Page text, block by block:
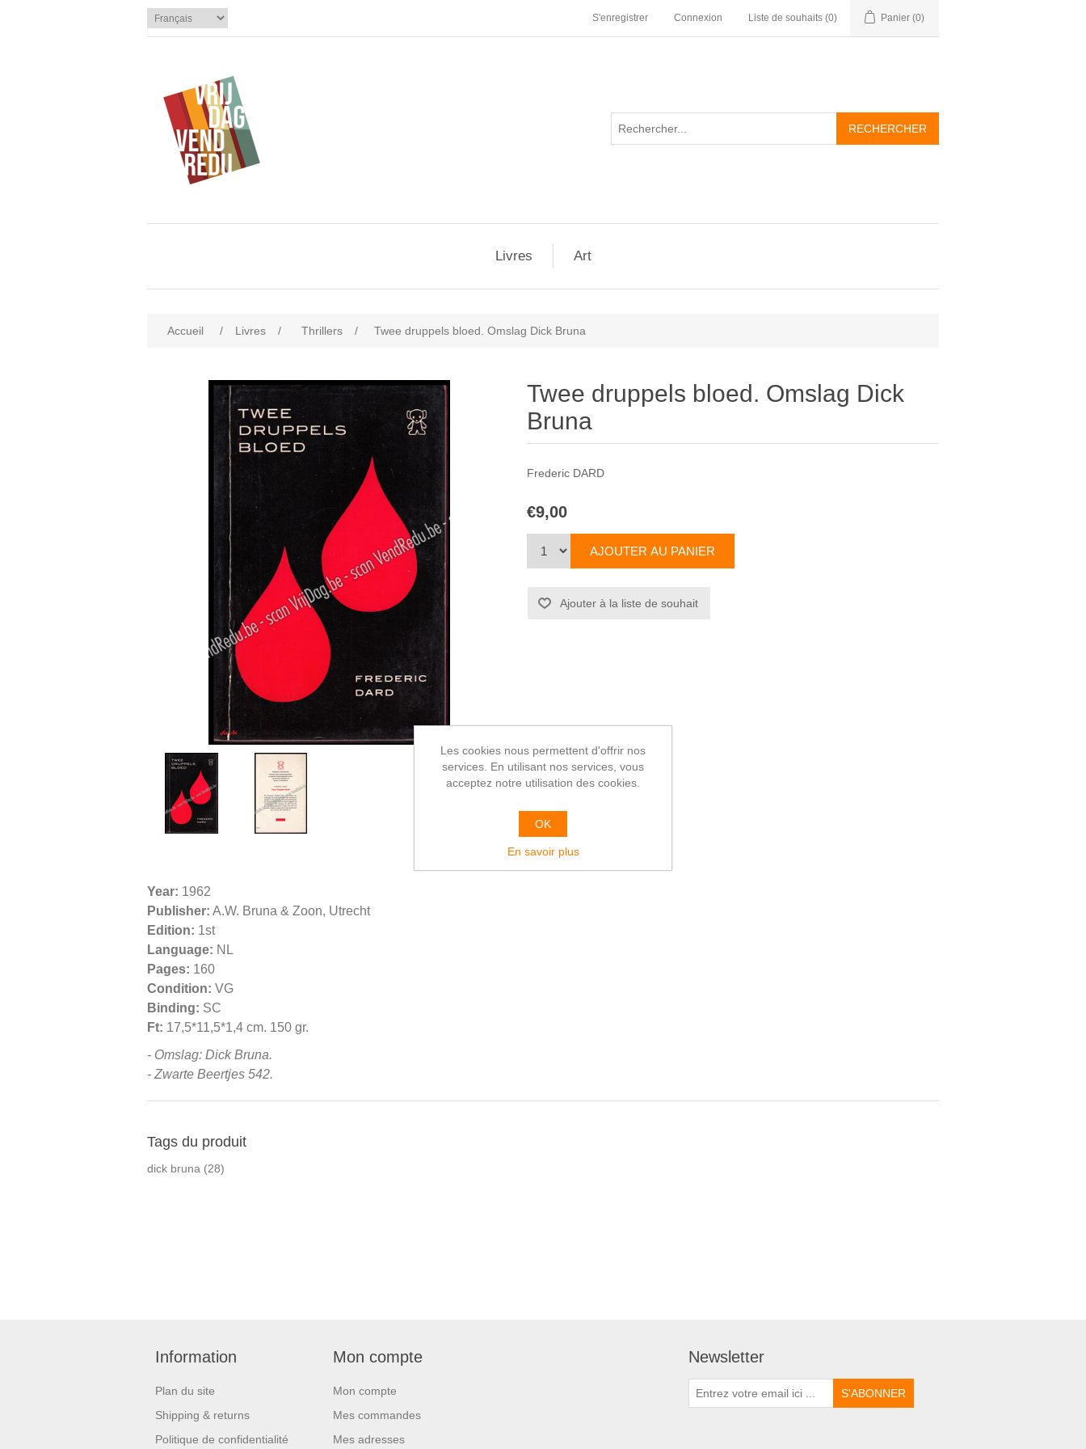
S'enregistrer Connexion Liste de souhaits (0) Panier (0)
Livres Art
Accueil / Livres / Thrillers / Twee druppels bloed. Omslag Dick Bruna
Twee druppels bloed. Omslag Dick
Bruna
Frederic DARD
€9,00
Year: 1962
Publisher: A.W. Bruna & Zoon, Utrecht
Edition: 1st
Language: NL
Pages: 160
Condition: VG
Binding: SC
Ft: 17,5*11,5*1,4 cm. 150 gr.
- Omslag: Dick Bruna.
- Zwarte Beertjes 542.
Tags du produit
dick bruna (28)
Information
Plan du site
Shipping & returns
Politique de confidentialité
Mon compte
Mon compte
Mes commandes
Mes adresses
Newsletter
Les cookies nous permettent d'offrir nos
services. En utilisant nos services, vous
acceptez notre utilisation des cookies.
OK
En savoir plus